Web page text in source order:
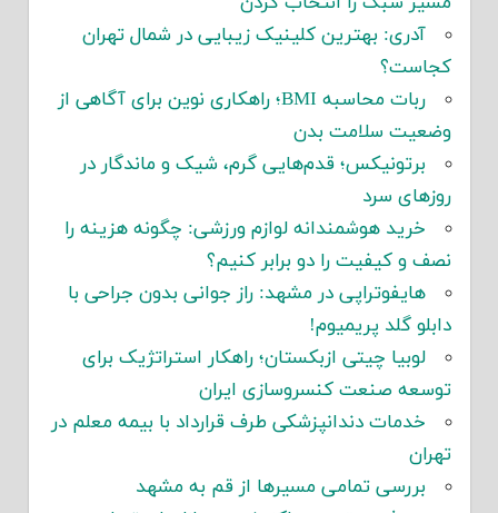
آدری: بهترین کلینیک زیبایی در شمال تهران
کجاست؟
ربات محاسبه BMI؛ راهکاری نوین برای آگاهی از
وضعیت سلامت بدن
برتونیکس؛ قدم‌هایی گرم، شیک و ماندگار در
روزهای سرد
خرید هوشمندانه لوازم ورزشی: چگونه هزینه را
نصف و کیفیت را دو برابر کنیم؟
هایفوتراپی در مشهد: راز جوانی بدون جراحی با
دابلو گلد پریمیوم!
لوبیا چیتی ازبکستان؛ راهکار استراتژیک برای
توسعه صنعت کنسروسازی ایران
خدمات دندانپزشکی طرف قرارداد با بیمه معلم در
تهران
بررسی تمامی مسیرها از قم به مشهد